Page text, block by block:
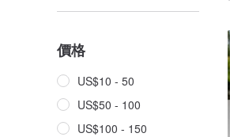
價格
US$10 - 50
US$50 - 100
US$100 - 150